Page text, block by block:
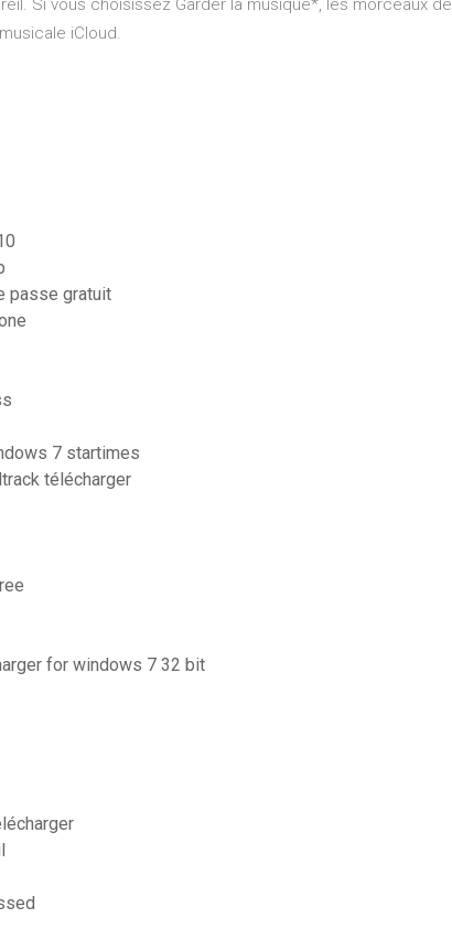
Si vous choisissez Garder la musique*, les morceaux de
iCloud.
passe gratuit
7 startimes
télécharger
for windows 7 32 bit